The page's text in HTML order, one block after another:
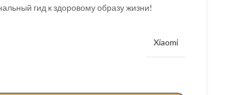
гид к здоровому образу жизни!
Xiaomi